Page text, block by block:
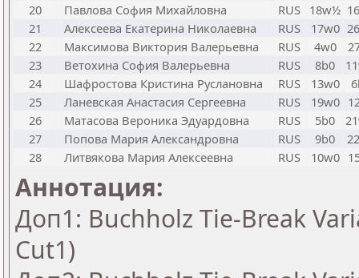
20
Павлова София Михайловна RUS 18w½
21
Алексеева Екатерина Николаевна RUS 17w0
22
Максимова Виктория Валерьевна RUS 4w0
23
Ветохина София Валерьевна RUS 8b0
24
Шафростова Кристина Руслановна RUS 13w0
25
Ланевская Анастасия Сергеевна RUS 19w0
26
Матасова Вероника Эдуардовна RUS 5b0
27
Попова Мария Александровна RUS 9b0
28
Литвякова Мария Алексеевна RUS 10w0
Аннотация:
Доп1: Buchholz Tie-Break
Cut1)